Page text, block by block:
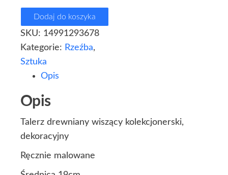
Dodaj do koszyka
SKU: 14991293678
Kategorie: Rzeźba,
Sztuka
Opis
Opis
Talerz drewniany wiszący kolekcjonerski,
dekoracyjny
Ręcznie malowane